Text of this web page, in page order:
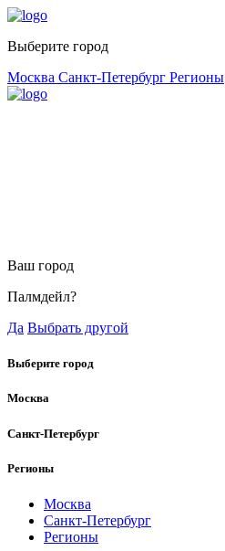
Выберите город
Москва Санкт-Петербург Регионы
Ваш город
Палмдейл?
Да Выбрать другой
Выберите город
Москва
Санкт-Петербург
Регионы
Москва
Санкт-Петербург
Регионы